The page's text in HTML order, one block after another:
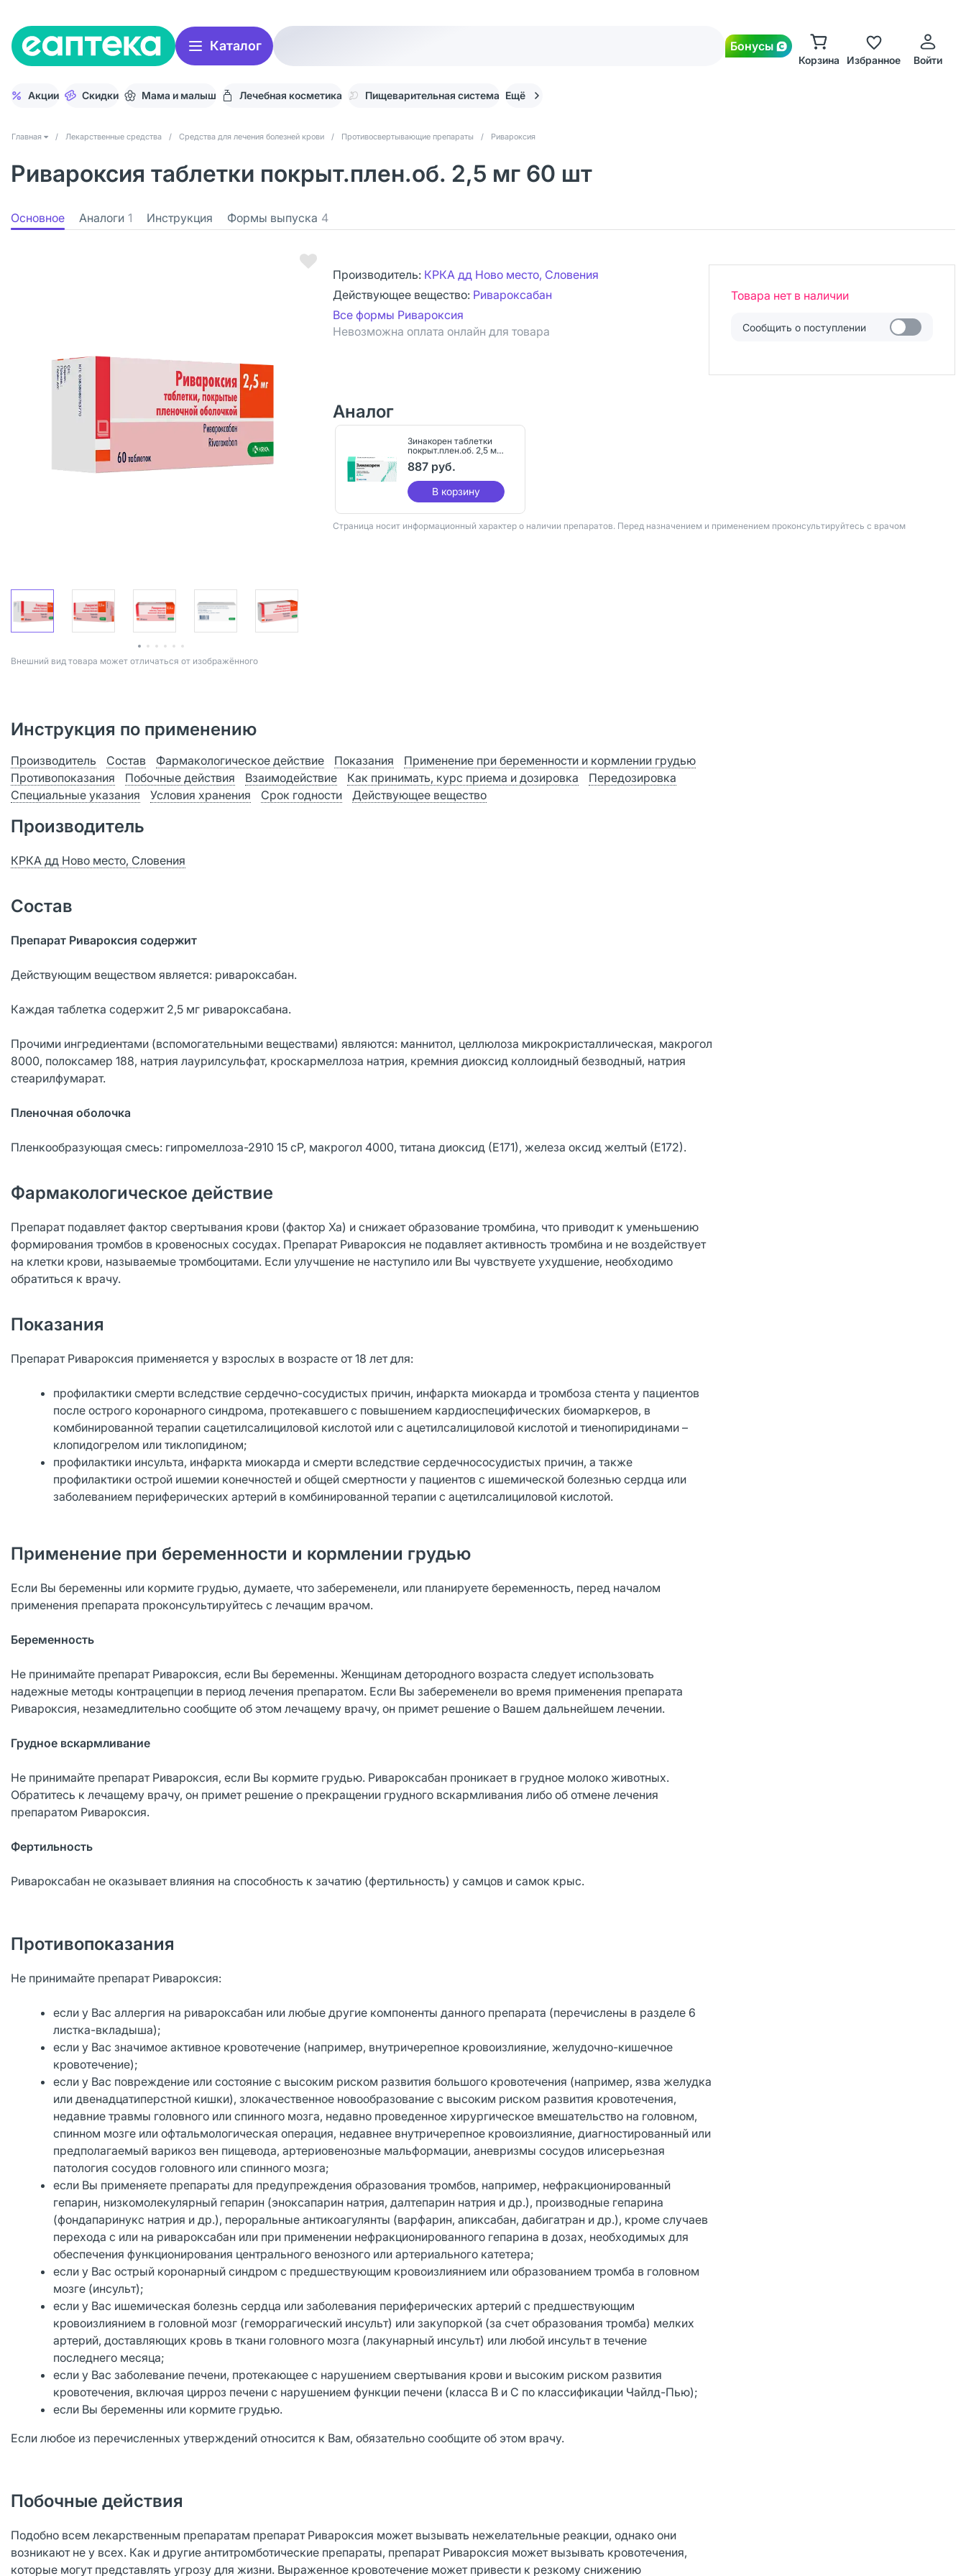
Каталог Бонусы
Корзина Избранное Войти
Акции Скидки Мама и малыш Лечебная косметика Пищеварительная система Ещё
Главная / Лекарственные средства / Средства для лечения болезней крови / Противосвертывающие препараты / Ривароксия
Ривароксия таблетки покрыт.плен.об. 2,5 мг 60 шт
Основное Аналоги 1 Инструкция Формы выпуска 4
Bнешний вид товара может отличаться от изображённого
Производитель: КРКА дд Ново место, Словения
Действующее вещество: Ривароксабан
Все формы Ривароксия
Невозможна оплата онлайн для товара
Товара нет в наличии
Сообщить о поступлении
Аналог
Зинакорен таблетки
покрыт.плен.об. 2,5 мг
60 шт
887 руб.
В корзину
Страница носит информационный характер о наличии препаратов. Перед назначением и применением проконсультируйтесь с врачом
Инструкция по применению
Производитель Состав Фармакологическое действие Показания
Применение при беременности и кормлении грудью
Противопоказания
Побочные действия Взаимодействие Как принимать, курс приема и дозировка
Передозировка
Специальные указания
Условия хранения Срок годности Действующее вещество
Производитель
КРКА дд Ново место, Словения
Состав
Препарат Ривароксия содержит
Действующим веществом является: ривароксабан.
Каждая таблетка содержит 2,5 мг ривароксабана.
Прочими ингредиентами (вспомогательными веществами) являются: маннитол, целлюлоза микрокристаллическая, макрогол
8000, полоксамер 188, натрия лаурилсульфат, кроскармеллоза натрия, кремния диоксид коллоидный безводный, натрия
стеарилфумарат.
Пленочная оболочка
Пленкообразующая смесь: гипромеллоза-2910 15 cP, макрогол 4000, титана диоксид (Е171), железа оксид желтый (Е172).
Фармакологическое действие
Препарат подавляет фактор свертывания крови (фактор Ха) и снижает образование тромбина, что приводит к уменьшению
формирования тромбов в кровеносных сосудах. Препарат Ривароксия не подавляет активность тромбина и не воздействует
на клетки крови, называемые тромбоцитами. Если улучшение не наступило или Вы чувствуете ухудшение, необходимо
обратиться к врачу.
Показания
Препарат Ривароксия применяется у взрослых в возрасте от 18 лет для:
профилактики смерти вследствие сердечно-сосудистых причин, инфаркта миокарда и тромбоза стента у пациентов
после острого коронарного синдрома, протекавшего с повышением кардиоспецифических биомаркеров, в
комбинированной терапии сацетилсалициловой кислотой или с ацетилсалициловой кислотой и тиенопиридинами –
клопидогрелом или тиклопидином;
профилактики инсульта, инфаркта миокарда и смерти вследствие сердечнососудистых причин, а также
профилактики острой ишемии конечностей и общей смертности у пациентов с ишемической болезнью сердца или
заболеванием периферических артерий в комбинированной терапии с ацетилсалициловой кислотой.
Применение при беременности и кормлении грудью
Если Вы беременны или кормите грудью, думаете, что забеременели, или планируете беременность, перед началом
применения препарата проконсультируйтесь с лечащим врачом.
Беременность
Не принимайте препарат Ривароксия, если Вы беременны. Женщинам детородного возраста следует использовать
надежные методы контрацепции в период лечения препаратом. Если Вы забеременели во время применения препарата
Ривароксия, незамедлительно сообщите об этом лечащему врачу, он примет решение о Вашем дальнейшем лечении.
Грудное вскармливание
Не принимайте препарат Ривароксия, если Вы кормите грудью. Ривароксабан проникает в грудное молоко животных.
Обратитесь к лечащему врачу, он примет решение о прекращении грудного вскармливания либо об отмене лечения
препаратом Ривароксия.
Фертильность
Ривароксабан не оказывает влияния на способность к зачатию (фертильность) у самцов и самок крыс.
Противопоказания
Не принимайте препарат Ривароксия:
если у Вас аллергия на ривароксабан или любые другие компоненты данного препарата (перечислены в разделе 6
листка-вкладыша);
если у Вас значимое активное кровотечение (например, внутричерепное кровоизлияние, желудочно-кишечное
кровотечение);
если у Вас повреждение или состояние с высоким риском развития большого кровотечения (например, язва желудка
или двенадцатиперстной кишки), злокачественное новообразование с высоким риском развития кровотечения,
недавние травмы головного или спинного мозга, недавно проведенное хирургическое вмешательство на головном,
спинном мозге или офтальмологическая операция, недавнее внутричерепное кровоизлияние, диагностированный или
предполагаемый варикоз вен пищевода, артериовенозные мальформации, аневризмы сосудов илисерьезная
патология сосудов головного или спинного мозга;
если Вы применяете препараты для предупреждения образования тромбов, например, нефракционированный
гепарин, низкомолекулярный гепарин (эноксапарин натрия, далтепарин натрия и др.), производные гепарина
(фондапаринукс натрия и др.), пероральные антикоагулянты (варфарин, апиксабан, дабигатран и др.), кроме случаев
перехода с или на ривароксабан или при применении нефракционированного гепарина в дозах, необходимых для
обеспечения функционирования центрального венозного или артериального катетера;
если у Вас острый коронарный синдром с предшествующим кровоизлиянием или образованием тромба в головном
мозге (инсульт);
если у Вас ишемическая болезнь сердца или заболевания периферических артерий с предшествующим
кровоизлиянием в головной мозг (геморрагический инсульт) или закупоркой (за счет образования тромба) мелких
артерий, доставляющих кровь в ткани головного мозга (лакунарный инсульт) или любой инсульт в течение
последнего месяца;
если у Вас заболевание печени, протекающее с нарушением свертывания крови и высоким риском развития
кровотечения, включая цирроз печени с нарушением функции печени (класса В и С по классификации Чайлд-Пью);
если Вы беременны или кормите грудью.
Если любое из перечисленных утверждений относится к Вам, обязательно сообщите об этом врачу.
Побочные действия
Подобно всем лекарственным препаратам препарат Ривароксия может вызывать нежелательные реакции, однако они
возникают не у всех. Как и другие антитромботические препараты, препарат Ривароксия может вызывать кровотечения,
которые могут представлять угрозу для жизни. Выраженное кровотечение может привести к резкому снижению